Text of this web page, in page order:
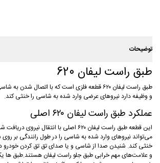
توضیحات
طبق راست لیفان 620
طبق راست لیفان ۶۲۰ قطعه فلزی است که با اتصال
و وظیفه دارد نیروهای عرضی وارد شده به شاسی را خنثی کند.
عملکرد طبق راست لیفان ۶۲۰ اصلی
این قطعه طبق راست لیفان ۶۲۰ اصلی با انتقال
می‌تواند نیروهای وارد شده به شاسی را در طول رانندگی بر
خنثی کند. شنیدن صدا از شاسی و یا صدای تق تق کردن خودرو
و علامت‌های مهم خرابی طبق جلو راست لیفان هستند.طبق ها